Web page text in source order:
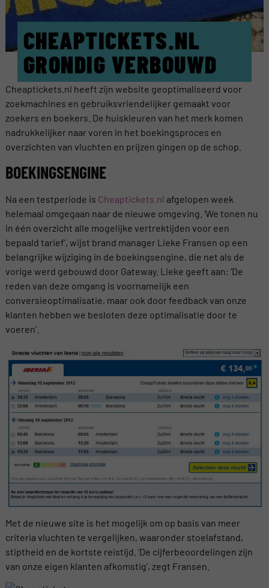
CHEAPTICKETS.NL
GRONDIG VERBOUWD
Cheaptickets.nl heeft zijn website geoptimaliseerd voor
zoekmachines en gebruiksvriendelijker gemaakt voor
zoekers en boekers. De huiskleuren van het merk komen
nadrukkelijker naar voren in het boekingsproces en
overzichten van vluchten en prijzen gingen op de schop.
BOEKINGSENGINE
Na een testperiode is Cheaptickets.nl afgelopen week
helemaal omgegaan naar de nieuwe omgeving. ‘We tonen nu
in één overzicht alle mogelijke vertrektijden voor een
bepaald tarief’, wijst brand manager Lieke Fransen op een
belangrijke wijziging in de boekingsengine, die net als de
vorige werd gebouwd door Gateway. Lieke geeft aan: ‘De
reden van deze omgang is voornamelijk een
conversieoptimalisatie, maar ook door feedback van onze
klanten hebben we besloten deze optimalisatie door te
voeren’.
Met de nieuwe site is het mogelijk om op basis van meer
criteria vluchten te vergelijken, waaronder stoelafstand,
stiptheid en de kortste reistijd. ‘De cijferbeoordelingen zijn
van onze eigen klanten afkomstig’, zegt Fransen.